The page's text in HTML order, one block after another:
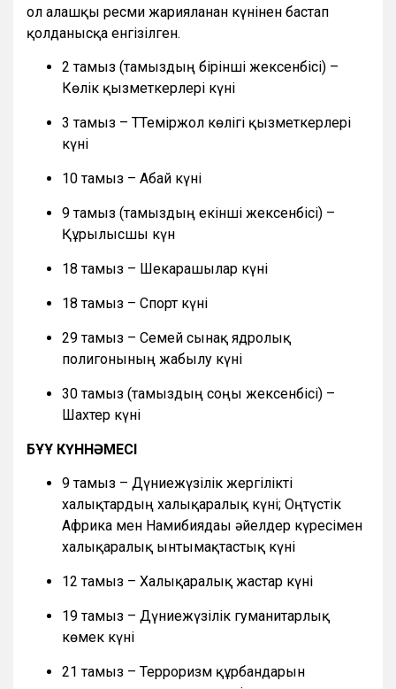
ол алғашқы ресми жарияланған күнінен бастап
қолданысқа енгізілген.
2 тамыз (тамыздың бірінші жексенбісі) –
Көлік қызметкерлері күні
3 тамыз – ТТеміржол көлігі қызметкерлері
күні
10 тамыз – Абай күні
9 тамыз (тамыздың екінші жексенбісі) –
Құрылысшы күн
18 тамыз – Шекарашылар күні
18 тамыз – Спорт күні
29 тамыз – Семей сынақ ядролық
полигонының жабылу күні
30 тамыз (тамыздың соңғы жексенбісі) –
Шахтер күні
БҰҰ КҮННӘМЕСІ
9 тамыз – Дүниежүзілік жергілікті
халықтардың халықаралық күні; Оңтүстік
Африка мен Намибиядағы әйелдер күресімен
халықаралық ынтымақтастық күні
12 тамыз – Халықаралық жастар күні
19 тамыз – Дүниежүзілік гуманитарлық
көмек күні
21 тамыз – Терроризм құрбандарын